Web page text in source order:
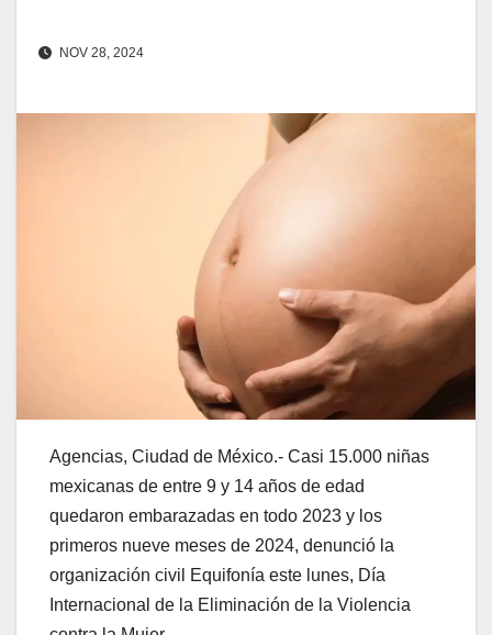
NOV 28, 2024
Agencias, Ciudad de México.- Casi 15.000 niñas
mexicanas de entre 9 y 14 años de edad
quedaron embarazadas en todo 2023 y los
primeros nueve meses de 2024, denunció la
organización civil Equifonía este lunes, Día
Internacional de la Eliminación de la Violencia